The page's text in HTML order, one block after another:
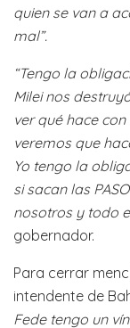
quien se van a
mal”.
“Tengo la
Milei nos
ver qué hace
veremos que
Yo tengo la
si sacan las
nosotros y todo
gobernador.
Para cerrar
intendente de
Fede tengo un